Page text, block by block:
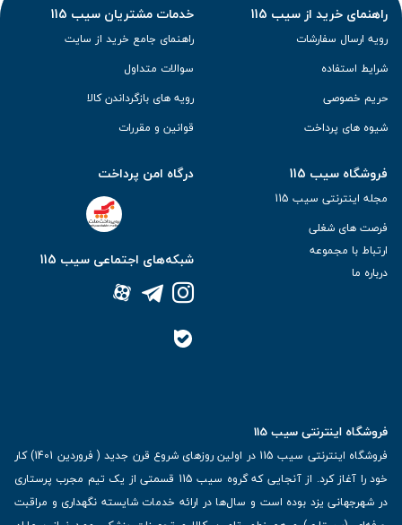
راهنمای خرید از سیب 115
رویه ارسال سفارشات
شرایط استفاده
حریم خصوصی
شیوه های پرداخت
خدمات مشتریان سیب 115
راهنمای جامع خرید از سایت
سوالات متداول
رویه های بازگرداندن کالا
قوانین و مقررات
فروشگاه سیب 115
مجله اینترنتی سیب 115
فرصت های شغلی
ارتباط با مجموعه
درباره ما
درگاه امن پرداخت
شبکه‌های اجتماعی سیب 115
فروشگاه اینترنتی سیب 115
فروشگاه اینترنتی سیب 115 در اولین روزهای شروع قرن جدید ( فروردین 1401) کار
خود را آغاز کرد. از آنجایی که گروه سیب 115 قسمتی از یک تیم مجرب پرستاری
در شهرجهانی یزد بوده است و سال‌ها در ارائه خدمات شایسته نگهداری و مراقبت